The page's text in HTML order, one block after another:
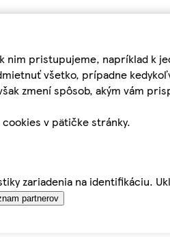
nim pristupujeme, napríklad
všetko, prípadne
zmení spôsob, akým vám
v pätičke stránky.
zariadenia na identifikáciu.
partnerov